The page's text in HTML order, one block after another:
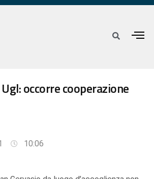
occorre cooperazione
10:06